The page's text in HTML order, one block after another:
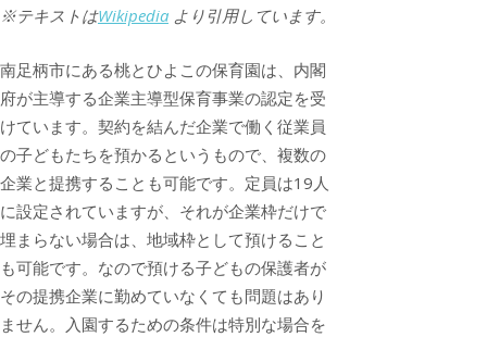
※テキストはWikipedia より引用しています。
南足柄市にある桃とひよこの保育園は、内閣
府が主導する企業主導型保育事業の認定を受
けています。契約を結んだ企業で働く従業員
の子どもたちを預かるというもので、複数の
企業と提携することも可能です。定員は19人
に設定されていますが、それが企業枠だけで
埋まらない場合は、地域枠として預けること
も可能です。なので預ける子どもの保護者が
その提携企業に勤めていなくても問題はあり
ません。入園するための条件は特別な場合を